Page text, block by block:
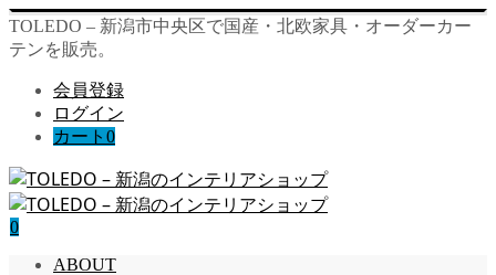
TOLEDO – 新潟市中央区で国産・北欧家具・オーダーカー
テンを販売。
会員登録
ログイン
カート 0
0
ABOUT